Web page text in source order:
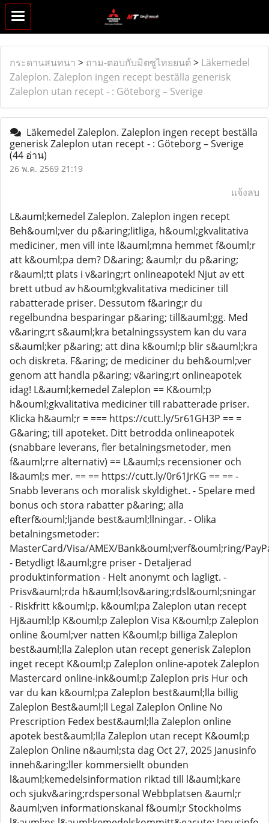
กระดานสนทนา > ถาม-ตอบกับมิตซูไทยยนต์ > Läkemedel
Zaleplon. Zaleplon ingen recept beställa generisk
Zaleplon utan recept - : Göteborg – Sverige
Läkemedel Zaleplon. Zaleplon ingen recept beställa
generisk Zaleplon utan recept - : Göteborg – Sverige
(44 อ่าน)
26 พ.ค. 2569 21:19
แจ้งลบ
L&auml;kemedel Zaleplon. Zaleplon ingen recept
Beh&ouml;ver du p&aring;litliga, h&ouml;gkvalitativa
mediciner, men vill inte l&auml;mna hemmet f&ouml;r
att k&ouml;pa dem? D&aring; &auml;r du p&aring;
r&auml;tt plats i v&aring;rt onlineapotek! Njut av ett
brett utbud av h&ouml;gkvalitativa mediciner till
rabatterade priser. Dessutom f&aring;r du
regelbundna besparingar p&aring; till&auml;gg. Med
v&aring;rt s&auml;kra betalningssystem kan du vara
s&auml;ker p&aring; att dina k&ouml;p blir s&auml;kra
och diskreta. F&aring; de mediciner du beh&ouml;ver
genom att handla p&aring; v&aring;rt onlineapotek
idag! L&auml;kemedel Zaleplon == K&ouml;p
h&ouml;gkvalitativa mediciner till rabatterade priser.
Klicka h&auml;r = === https://cutt.ly/5r61GH3P == =
G&aring; till apoteket. Ditt betrodda onlineapotek
(snabbare leverans, fler betalningsmetoder, men
f&auml;rre alternativ) == L&auml;s recensioner och
l&auml;s mer. == == https://cutt.ly/0r61JrKG == == -
Snabb leverans och moralisk skyldighet. - Spelare med
bonus och stora rabatter p&aring; alla
efterf&ouml;ljande best&auml;llningar. - Olika
betalningsmetoder:
MasterCard/Visa/AMEX/Bank&ouml;verf&ouml;ring/
- Betydligt l&auml;gre priser - Detaljerad
produktinformation - Helt anonymt och lagligt. -
Prisv&auml;rda h&auml;lsov&aring;rdsl&ouml;sningar
- Riskfritt k&ouml;p. k&ouml;pa Zaleplon utan recept
Hj&auml;lp K&ouml;p Zaleplon Visa K&ouml;p Zaleplon
online &ouml;ver natten K&ouml;p billiga Zaleplon
best&auml;lla Zaleplon utan recept generisk Zaleplon
inget recept K&ouml;p Zaleplon online-apotek Zaleplon
Mastercard online-ink&ouml;p Zaleplon pris Hur och
var du kan k&ouml;pa Zaleplon best&auml;lla billig
Zaleplon Best&auml;ll Legal Zaleplon Online No
Prescription Fedex best&auml;lla Zaleplon online
apotek best&auml;lla Zaleplon utan recept K&ouml;p
Zaleplon Online n&auml;sta dag Oct 27, 2025 Janusinfo
inneh&aring;ller kommersiellt obunden
l&auml;kemedelsinformation riktad till l&auml;kare
och sjukv&aring;rdspersonal Webbplatsen &auml;r
&auml;ven informationskanal f&ouml;r Stockholms